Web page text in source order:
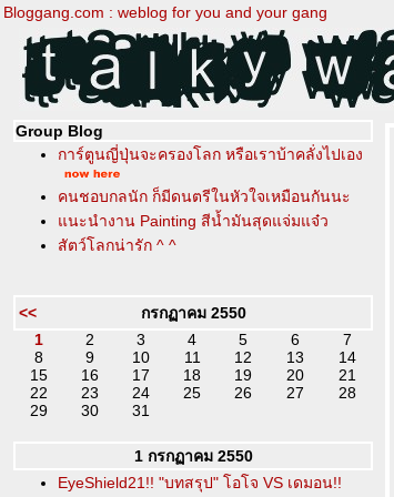
Bloggang.com : weblog for you and your gang
Group Blog
การ์ตูนญี่ปุ่นจะครองโลก หรือเราบ้าคลั่งไปเอง
คนชอบกลนัก ก็มีดนตรีในหัวใจเหมือนกันนะ
นะนำงาน Painting สีน้ำมันสุดแจ่มแจ๋ว
สัตว์โลกน่ารัก ^ ^
<<
กรกฏาคม 2550
1
2 3 4 5 6
7
8
9 10 11 12 13
14
15
16 17 18 19 20
21
22
23 24 25 26 27
28
29
30 31
1 กรกฏาคม 2550
EyeShield21!! "บทสรุป" โอโจ VS เดมอน!!